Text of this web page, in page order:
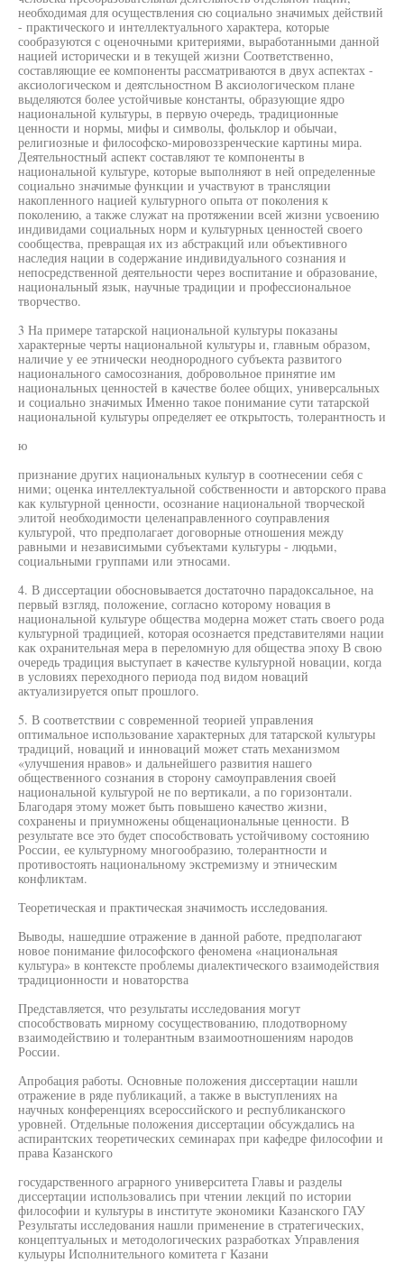
необходимая для осуществления сю социально значимых действий
- практического и интеллектуального характера, которые
сообразуются с оценочными критериями, выработанными данной
нацией исторически и в текущей жизни Соответственно,
составляющие ее компоненты рассматриваются в двух аспектах -
аксиологическом и деятсльностном В аксиологическом плане
выделяются более устойчивые константы, образующие ядро
национальной культуры, в первую очередь, традиционные
ценности и нормы, мифы и символы, фольклор и обычаи,
религиозные и философско-мировоззренческие картины мира.
Деятельностный аспект составляют те компоненты в
национальной культуре, которые выполняют в ней определенные
социально значимые функции и участвуют в трансляции
накопленного нацией культурного опыта от поколения к
поколению, а также служат на протяжении всей жизни усвоению
индивидами социальных норм и культурных ценностей своего
сообщества, превращая их из абстракций или объективного
наследия нации в содержание индивидуального сознания и
непосредственной деятельности через воспитание и образование,
национальный язык, научные традиции и профессиональное
творчество.
3 На примере татарской национальной культуры показаны
характерные черты национальной культуры и, главным образом,
наличие у ее этнически неоднородного субъекта развитого
национального самосознания, добровольное принятие им
национальных ценностей в качестве более общих, универсальных
и социально значимых Именно такое понимание сути татарской
национальной культуры определяет ее открытость, толерантность и
ю
признание других национальных культур в соотнесении себя с
ними; оценка интеллектуальной собственности и авторского права
как культурной ценности, осознание национальной творческой
элитой необходимости целенаправленного соуправления
культурой, что предполагает договорные отношения между
равными и независимыми субъектами культуры - людьми,
социальными группами или этносами.
4. В диссертации обосновывается достаточно парадоксальное, на
первый взгляд, положение, согласно которому новация в
национальной культуре общества модерна может стать своего рода
культурной традицией, которая осознается представителями нации
как охранительная мера в переломную для общества эпоху В свою
очередь традиция выступает в качестве культурной новации, когда
в условиях переходного периода под видом новаций
актуализируется опыт прошлого.
5. В соответствии с современной теорией управления
оптимальное использование характерных для татарской культуры
традиций, новаций и инноваций может стать механизмом
«улучшения нравов» и дальнейшего развития нашего
общественного сознания в сторону самоуправления своей
национальной культурой не по вертикали, а по горизонтали.
Благодаря этому может быть повышено качество жизни,
сохранены и приумножены общенациональные ценности. В
результате все это будет способствовать устойчивому состоянию
России, ее культурному многообразию, толерантности и
противостоять национальному экстремизму и этническим
конфликтам.
Теоретическая и практическая значимость исследования.
Выводы, нашедшие отражение в данной работе, предполагают
новое понимание философского феномена «национальная
культура» в контексте проблемы диалектического взаимодействия
традиционности и новаторства
Представляется, что результаты исследования могут
способствовать мирному сосуществованию, плодотворному
взаимодействию и толерантным взаимоотношениям народов
России.
Апробация работы. Основные положения диссертации нашли
отражение в ряде публикаций, а также в выступлениях на
научных конференциях всероссийского и республиканского
уровней. Отдельные положения диссертации обсуждались на
аспирантских теоретических семинарах при кафедре философии и
права Казанского
государственного аграрного университета Главы и разделы
диссертации использовались при чтении лекций по истории
философии и культуры в институте экономики Казанского ГАУ
Результаты исследования нашли применение в стратегических,
концептуальных и методологических разработках Управления
кулыуры Исполнительного комитета г Казани